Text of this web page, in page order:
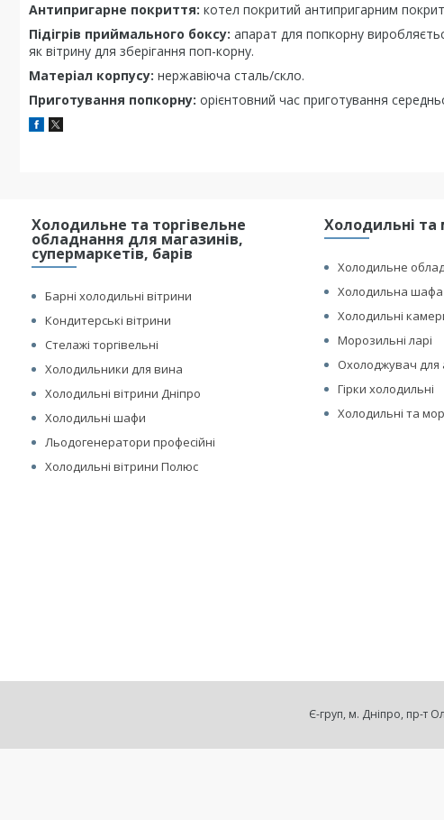
Антипригарне покриття: котел покритий антипригарним
Підігрів приймального боксу: апарат для попкорну
як вітрину для зберігання поп-корну.
Матеріал корпусу: нержавіюча сталь/скло.
Приготування попкорну: орієнтовний час приготування
Холодильне та торгівельне
обладнання для магазинів,
супермаркетів, барів
Барні холодильні вітрини
Кондитерські вітрини
Стелажі торгівельні
Холодильники для вина
Холодильні вітрини Дніпро
Холодильні шафи
Льодогенератори професійні
Холодильні вітрини Полюс
Холодильні та
Холодильне
Холодильна
Холодильні
Морозильні ларі
Охолоджувач для
Гірки холодильні
Холодильні та